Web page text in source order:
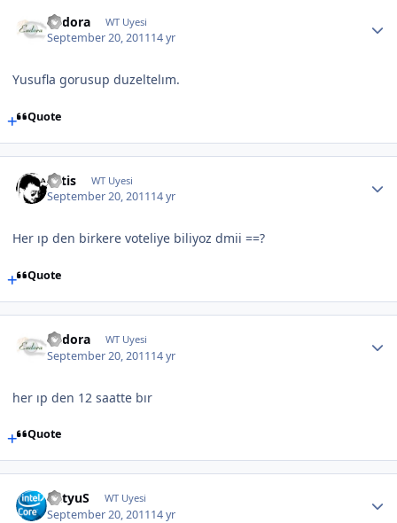
Endora WT Uyesi
September 20, 201114 yr
Yusufla gorusup duzeltelım.
Quote
Artis WT Uyesi
September 20, 201114 yr
Her ıp den birkere voteliye biliyoz dmii ==?
Quote
Endora WT Uyesi
September 20, 201114 yr
her ıp den 12 saatte bır
Quote
BatyuS WT Uyesi
September 20, 201114 yr